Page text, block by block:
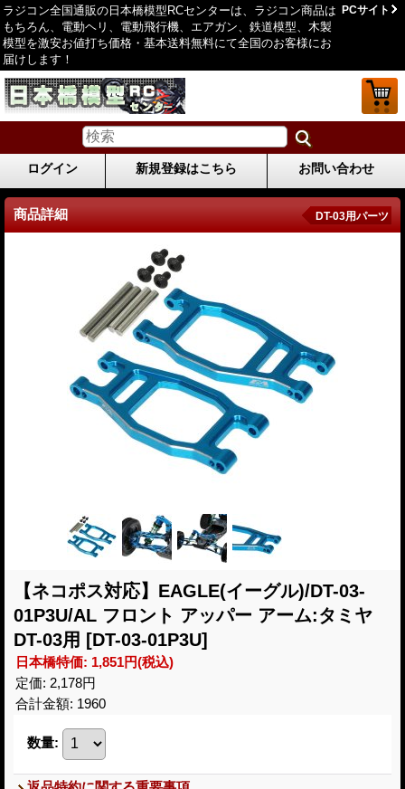
ラジコン全国通販の日本橋模型RCセンターは、ラジコン商品は
もちろん、電動ヘリ、電動飛行機、エアガン、鉄道模型、木製
模型を激安お値打ち価格・基本送料無料にて全国のお客様にお
届けします！
PCサイト
ログイン 新規登録はこちら お問い合わせ
商品詳細 DT-03用パーツ
【ネコポス対応】EAGLE(イーグル)/DT-03-
01P3U/AL フロント アッパー アーム:タミヤ
DT-03用 [DT-03-01P3U]
日本橋特価: 1,851円(税込)
定価: 2,178円
合計金額: 1960
数量: